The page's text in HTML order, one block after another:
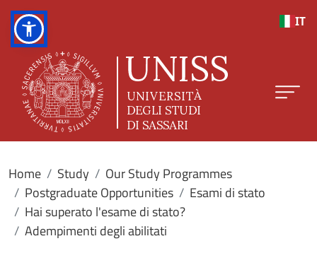
IT
Home Study
Our Study Programmes
Postgraduate Opportunities
Esami di stato
Hai superato l'esame di stato?
Adempimenti degli abilitati